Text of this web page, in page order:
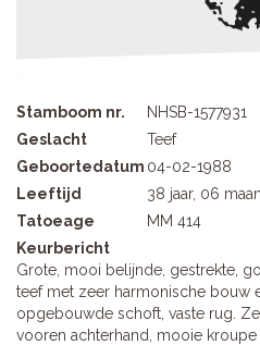
Stamboom nr.
NHSB-1577931
Geslacht
Teef
Geboortedatum 04-02-1988
Leeftijd
38 jaar, 06
Tatoeage
MM 414
Keurbericht
Grote, mooi belijnde, gestrekte,
teef met zeer harmonische bouw
opgebouwde schoft, vaste rug.
vooren achterhand, mooie